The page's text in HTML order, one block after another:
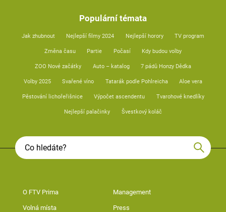
Populární témata
Jak zhubnout Nejlepší filmy 2024 Nejlepší horory TV program
Změna času Partie Počasí Kdy budou volby
ZOO Nové začátky Auto – katalog 7 pádů Honzy Dědka
Volby 2025 Svařené víno Tatarák podle Pohlreicha Aloe vera
Pěstování lichořeřišnice Výpočet ascendentu Tvarohové knedlíky
Nejlepší palačinky Švestkový koláč
O FTV Prima Management
Volná místa Press